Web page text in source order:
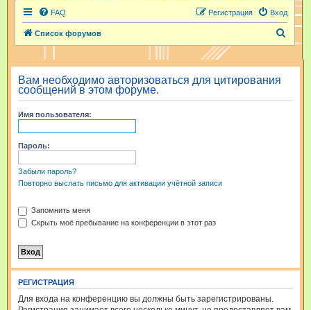
FAQ Вход
Регистрация
Список форумов
и
к
Вам необходимо авторизоваться для цитирования
сообщений в этом форуме.
Имя пользователя:
Пароль:
Забыли пароль?
Повторно выслать письмо для активации учётной записи
Запомнить меня
Скрыть моё пребывание на конференции в этот раз
РЕГИСТРАЦИЯ
Для входа на конференцию вы должны быть зарегистрированы.